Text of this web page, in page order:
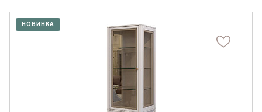
НОВИНКА